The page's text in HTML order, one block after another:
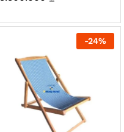
-24%